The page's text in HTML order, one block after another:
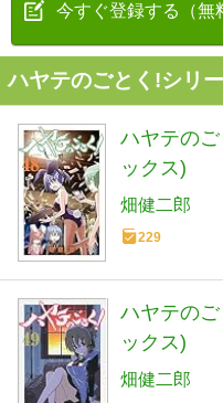
今すぐ登録する（無
ハヤテのごとく!シリ
ハヤテの
ックス)
畑健二郎
229
ハヤテの
ックス)
畑健二郎